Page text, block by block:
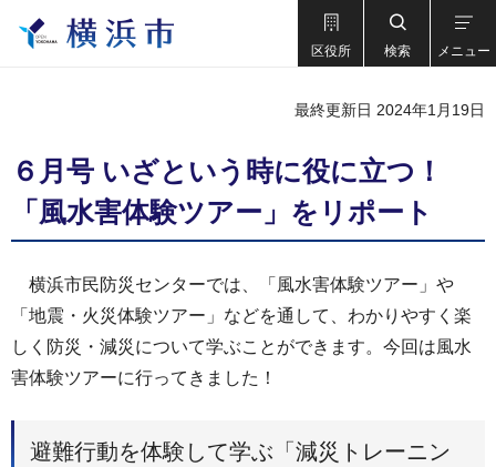
区役所 検索 メニュー
最終更新日 2024年1月19日
６月号 いざという時に役に立つ！
「風水害体験ツアー」をリポート
横浜市民防災センターでは、「風水害体験ツアー」や
「地震・火災体験ツアー」などを通して、わかりやすく楽
しく防災・減災について学ぶことができます。今回は風水
害体験ツアーに行ってきました！
避難行動を体験して学ぶ「減災トレーニン